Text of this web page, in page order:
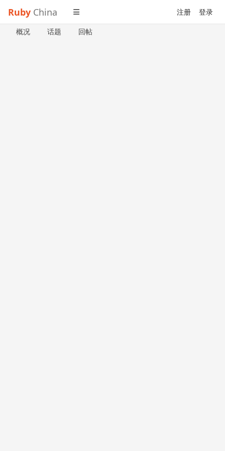
Ruby China 注册 登录
概况 话题 回帖